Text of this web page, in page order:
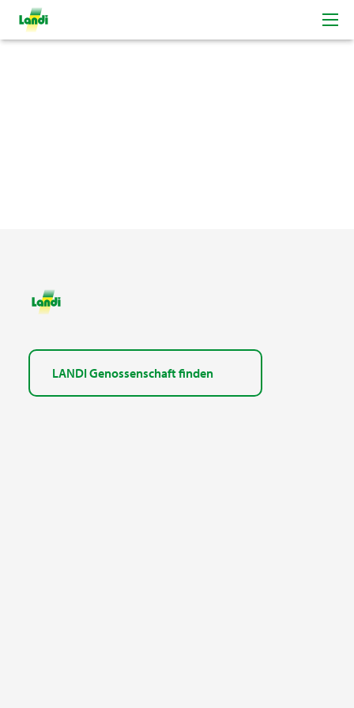
LANDI Genossenschaft finden